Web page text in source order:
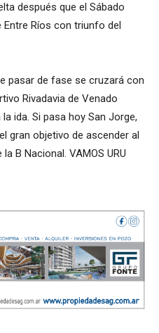
después que el Sábado
Entre Ríos con triunfo del
pasar de fase se cruzará con
Rivadavia de Venado
ida. Si pasa hoy San Jorge,
gran objetivo de ascender al
B Nacional. VAMOS URU